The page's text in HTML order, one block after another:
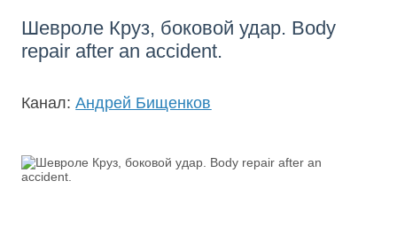
Шевроле Круз, боковой удар. Body
repair after an accident.
Канал:Андрей Бищенков